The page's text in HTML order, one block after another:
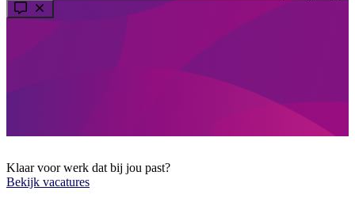
Klaar voor werk dat bij jou past?
Bekijk vacatures